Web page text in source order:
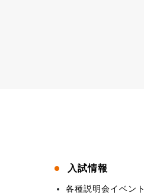
入試情報
各種説明会イベント